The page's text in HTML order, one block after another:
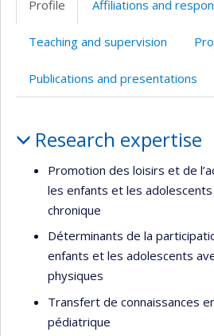
(faculté,département,école)
l’unité
recherche
Profile Affiliations and
Teaching and supervision
Publications and presentations
Research expertise
Promotion des loisirs et de
les enfants et les
chronique
Déterminants de la
enfants et les adolescents
physiques
Transfert de connaissances
pédiatrique